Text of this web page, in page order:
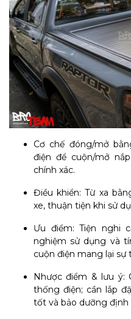
Cơ chế đóng/mở
điện để cuộn/mở
chính xác.
Điều khiển: Từ xa
xe, thuận tiện khi sử
Ưu điểm: Tiện nghi
nghiệm sử dụng và
cuộn điện mang lại sự
Nhược điểm & lưu ý:
thống điện; cần lắp
tốt và bảo dưỡng định